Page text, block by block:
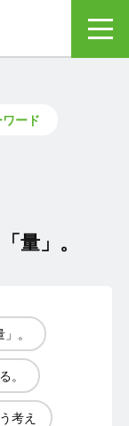
ード
量」。
。
。
考え